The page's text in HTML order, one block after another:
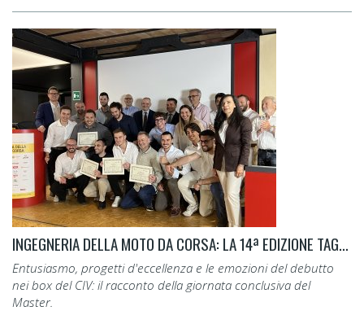
INGEGNERIA DELLA MOTO DA CORSA: LA 14ª EDIZIONE TAGLIA IL TRAGUARDO.
Entusiasmo, progetti d'eccellenza e le emozioni del debutto
nei box del CIV: il racconto della giornata conclusiva del
Master.